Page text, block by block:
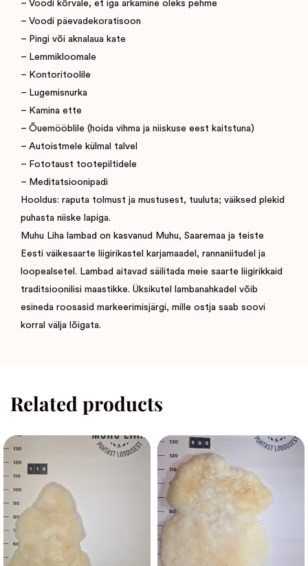
– Voodi kõrvale, et iga ärkamine oleks pehme
– Voodi päevadekoratisoon
– Pingi või aknalaua kate
– Lemmikloomale
– Kontoritoolile
– Lugemisnurka
– Kamina ette
– Õuemööblile (hoida vihma ja niiskuse eest kaitstuna)
– Autoistmele külmal talvel
– Fototaust tootepiltidele
– Meditatsioonipadi
Hooldus: raputa tolmust ja mustusest, tuuluta; väiksed plekid
puhasta niiske lapiga.
Muhu Liha lambad on kasvanud Muhu, Saaremaa ja teiste
Eesti väikesaarte liigirikastel karjamaadel, rannaniitudel ja
loopealsetel. Lambad aitavad säilitada meie saarte liigirikkaid
traditsioonilisi maastikke. Üksikutel lambanahkadel võib
esineda roosasid markeerimisjärgi, mille ostja saab soovi
korral välja lõigata.
Related products